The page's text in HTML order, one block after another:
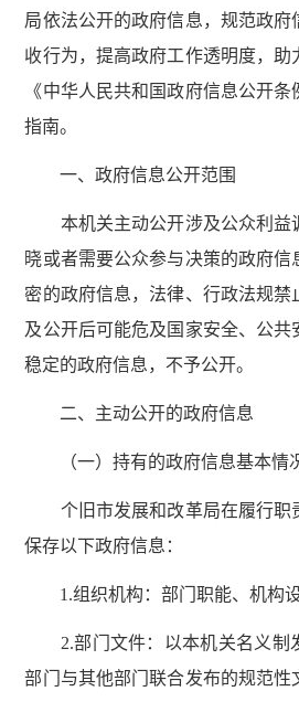
局依法公开的政府信息，规范政府
收行为，提高政府工作透明度，助
《中华人民共和国政府信息公开
指南。
一、政府信息公开范围
本机关主动公开涉及公众利益
晓或者需要公众参与决策的政府
密的政府信息，法律、行政法规禁
及公开后可能危及国家安全、公共
稳定的政府信息，不予公开。
二、主动公开的政府信息
（一）持有的政府信息基本情
个旧市发展和改革局在履行职
保存以下政府信息：
1.组织机构：部门职能、机构设
2.部门文件：以本机关名义制
部门与其他部门联合发布的规范性